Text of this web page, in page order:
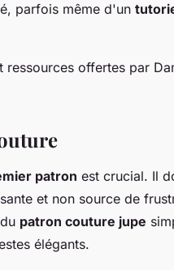
parfois même d'un
offertes par
patron est crucial. Il
et non source de
patron couture jupe
élégants.